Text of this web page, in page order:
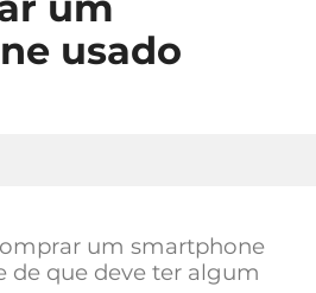
usado
um smartphone
de que deve ter algum